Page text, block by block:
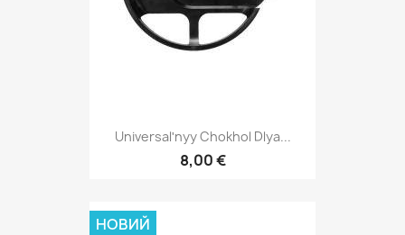
Universalʹnyy Chokhol Dlya...
8,00 €
НОВИЙ